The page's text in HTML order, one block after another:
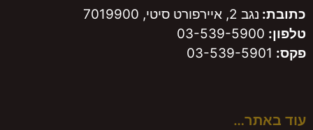
כתובת: נגב 2, איירפורט סיטי, 7019900
טלפון: 03-539-5900
פקס:
עוד באתר…